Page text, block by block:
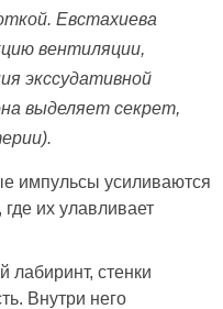
Евстахиева
вентиляции,
экссудативной
выделяет секрет,
импульсы усиливаются
их улавливает
лабиринт, стенки
Внутри него